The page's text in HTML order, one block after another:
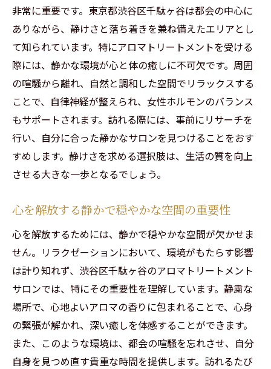
非常に重要です。東京都渋谷区千駄ヶ谷は都会の中心に
ありながら、静けさと落ち着きを兼ね備えたエリアとし
て知られています。特にアロマトリートメントを受ける
際には、静かな環境が心と体の癒しに不可欠です。周囲
の喧騒から離れ、自然と調和した空間でリラックスする
ことで、自律神経が整えられ、女性ホルモンのバランス
もサポートされます。訪れる際には、事前にリサーチを
行い、自分に合った静かなサロンを見つけることをおす
すめします。静けさを求める選択肢は、生活の質を向上
させる大きな一歩となるでしょう。
心を解放する静かで穏やかな空間の重要性
心を解放するためには、静かで穏やかな空間が欠かせま
せん。リラクゼーションにおいて、環境がもたらす影響
は計り知れず、渋谷区千駄ヶ谷のアロマトリートメント
サロンでは、特にその重要性を理解しています。静粛な
場所で、心地よいアロマの香りに包まれることで、心身
の緊張が解かれ、深い癒しを体感することができます。
また、このような環境は、都会の喧騒を忘れさせ、自分
自身を見つめ直す貴重な時間を提供します。訪れるたび